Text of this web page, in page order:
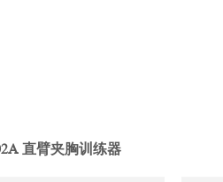
直臂夹胸训练器